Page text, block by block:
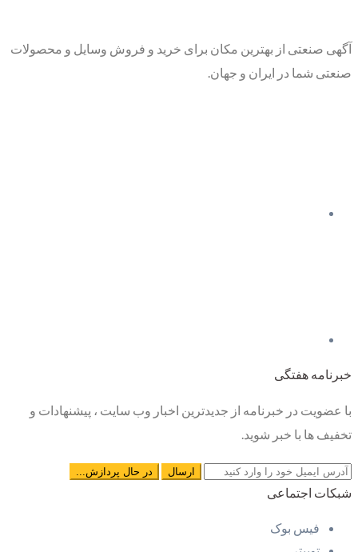
آگهی صنعتی از بهترین مکان برای خرید و فروش وسایل و محصولات
صنعتی شما در ایران و جهان.
خبرنامه هفتگی
با عضویت در خبرنامه از جدیدترین اخبار وب سایت ، پیشنهادات و
تخفیف ها با خبر شوید.
شبکات اجتماعی
فیس بوک